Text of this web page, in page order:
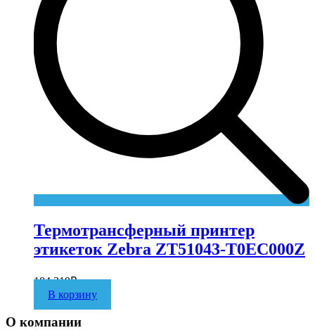
Термотрансферный принтер
этикеток Zebra ZT51043-T0EC000Z
184 319₽
В корзину
О компании